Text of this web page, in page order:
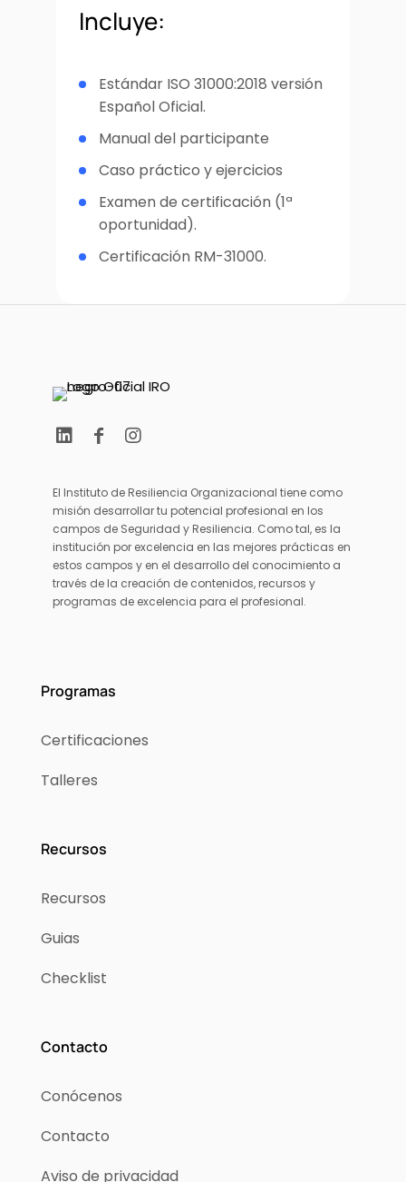
Incluye:
Estándar ISO 31000:2018 versión
Español Oficial.
Manual del participante
Caso práctico y ejercicios
Examen de certificación (1ª
oportunidad).
Certificación RM-31000.
El Instituto de Resiliencia Organizacional tiene como
misión desarrollar tu potencial profesional en los
campos de Seguridad y Resiliencia. Como tal, es la
institución por excelencia en las mejores prácticas en
estos campos y en el desarrollo del conocimiento a
través de la creación de contenidos, recursos y
programas de excelencia para el profesional.
Programas
Certificaciones
Talleres
Recursos
Recursos
Guias
Checklist
Contacto
Conócenos
Contacto
Aviso de privacidad